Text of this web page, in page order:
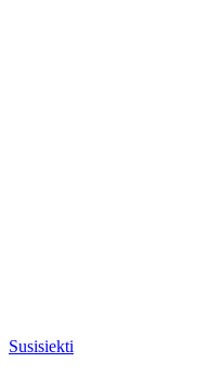
Susisiekti